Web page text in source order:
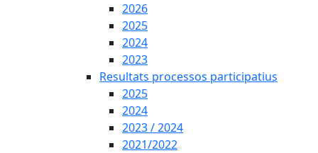
2026
2025
2024
2023
Resultats processos participatius
2025
2024
2023 / 2024
2021/2022